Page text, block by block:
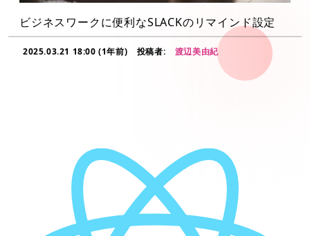
ビジネスワークに便利なSLACKのリマインド設定
2025.03.21 18:00 (1年前) 投稿者: 渡辺美由紀